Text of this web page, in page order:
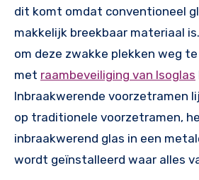
dit komt omdat conventioneel
makkelijk breekbaar materiaal
om deze zwakke plekken weg
met raambeveiliging van Isoglas
Inbraakwerende voorzetramen
op traditionele voorzetramen,
inbraakwerend glas in een
wordt geïnstalleerd waar alles